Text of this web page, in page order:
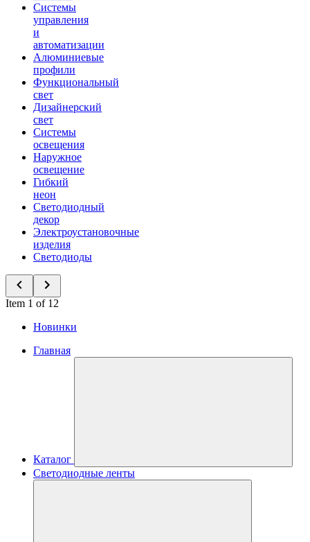
Системы
управления
и
автоматизации
Алюминиевые
профили
Функциональный
свет
Дизайнерский
свет
Системы
освещения
Наружное
освещение
Гибкий
неон
Светодиодный
декор
Электроустановочные
изделия
Светодиоды
Item 1 of 12
Новинки
Главная
Каталог
Светодиодные ленты